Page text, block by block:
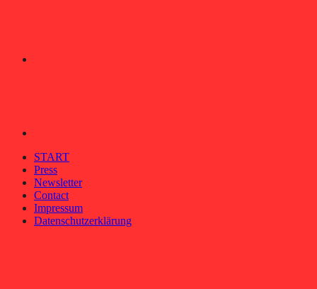
START
Press
Newsletter
Contact
Impressum
Datenschutzerklärung